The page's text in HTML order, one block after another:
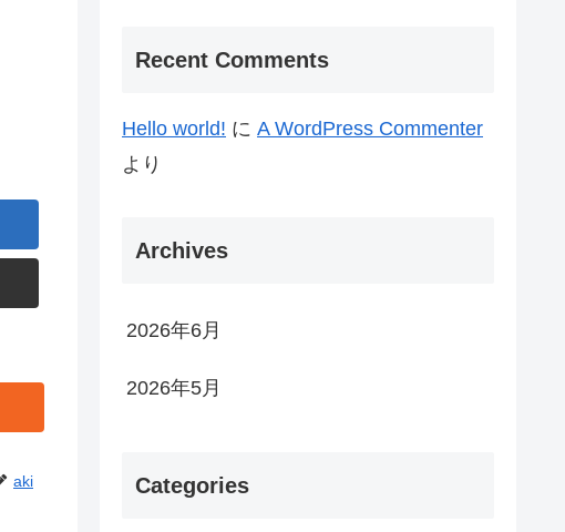
aki
Recent Comments
Hello world! に A WordPress Commenter
より
Archives
2026年6月
2026年5月
Categories